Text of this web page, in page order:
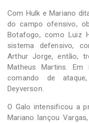
Com Hulk e Mariano
do campo ofensivo,
Botafogo, como Luiz
sistema defensivo,
Arthur Jorge, então,
Matheus Martins.
comando de
Deyverson.
O Galo intensificou a
Mariano lançou